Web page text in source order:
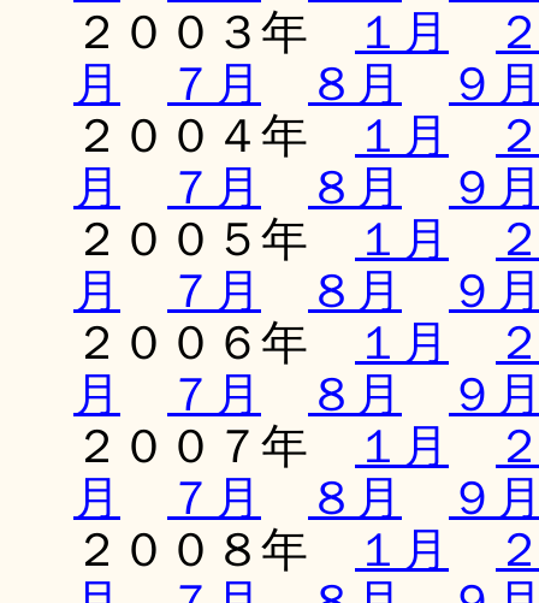
２００３年
１月
月
７月 ８月
９
２００４年
１月
月
７月 ８月
９
２００５年
１月
月
７月 ８月
９
２００６年
１月
月
７月 ８月
９
２００７年
１月
月
７月 ８月
９
２００８年
１月